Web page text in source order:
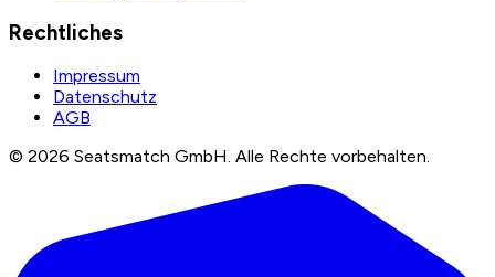
Rechtliches
Impressum
Datenschutz
AGB
© 2026 Seatsmatch GmbH. Alle Rechte vorbehalten.